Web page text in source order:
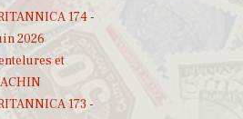
174 -
2026
et
173 -